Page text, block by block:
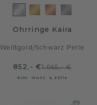
Ohrringe Kaira
Weißgold /Schwarz Perle
852,- €1.065,- €
Exkl. MwSt. & Zölle